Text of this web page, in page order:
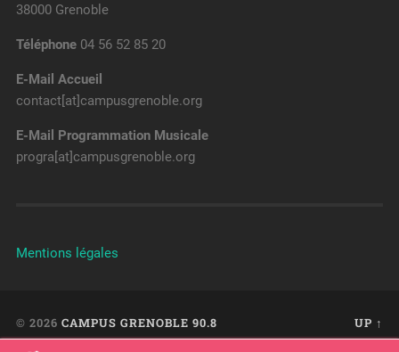
38000 Grenoble
Téléphone04 56 52 85 20
E-Mail Accueil
contact[at]campusgrenoble.org
E-Mail Programmation Musicale
progra[at]campusgrenoble.org
Mentions légales
© 2026 CAMPUS GRENOBLE 90.8 UP ↑